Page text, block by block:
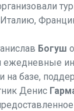
Богуш
ежедневные
на базе,
Денис